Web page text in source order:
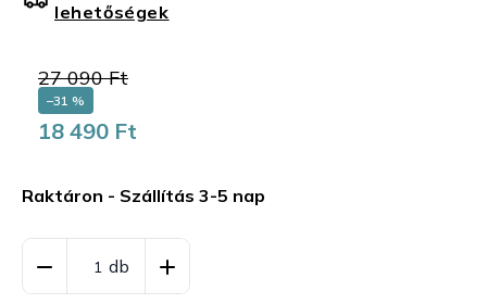
27 090 Ft
–31 %
18 490 Ft
Raktáron - Szállítás 3-5 nap
lehetőségek